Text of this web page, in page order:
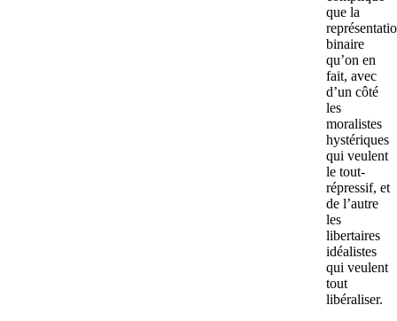
que la
binaire
qu’on en
fait, avec
d’un côté
les
moralistes
hystériques
qui veulent
le tout-
répressif, et
de l’autre
les
libertaires
idéalistes
qui veulent
tout
libéraliser.